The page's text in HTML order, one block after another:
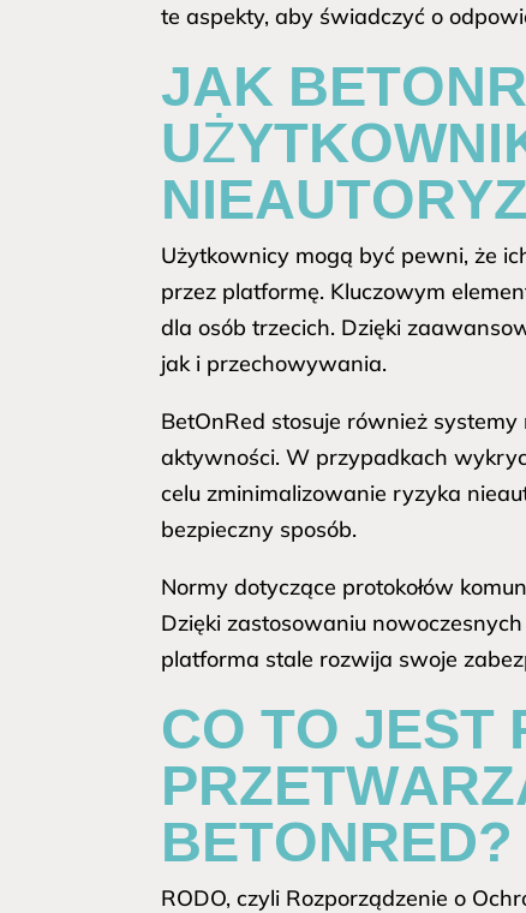
te aspekty, aby świadczyć o
JAK
Użytkownicy mogą być pewni, że
przez platformę. Kluczowym
dla osób trzecich. Dzięki
jak i przechowywania.
BetOnRed stosuje również
aktywności. W przypadkach
celu zminimalizowanie ryzyka
bezpieczny sposób.
Normy dotyczące protokołów
Dzięki zastosowaniu
platforma stale rozwija swoje
CO TO
BETONRED?
RODO, czyli Rozporządzenie o